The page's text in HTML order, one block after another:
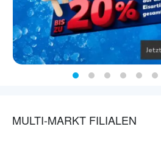
MULTI-MARKT FILIALEN